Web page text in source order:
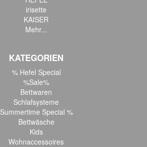
irisette
KAISER
Mehr...
KATEGORIEN
% Hefel Special
%Sale%
Bettwaren
Schlafsysteme
Summertime Special %
Bettwäsche
Kids
Wohnaccessoires